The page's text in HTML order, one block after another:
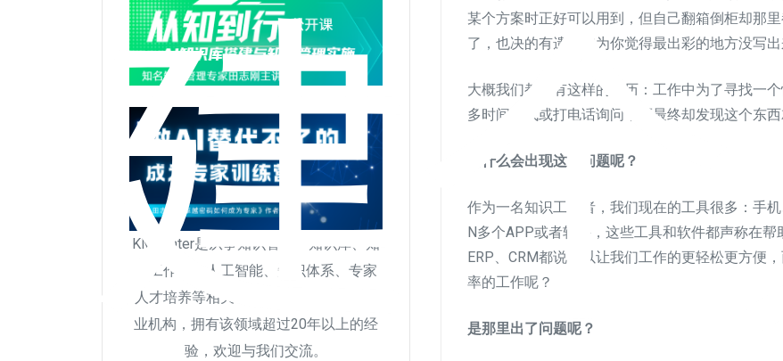
建
某个方案时正好可以用到，但自己翻箱倒柜却那
了，也决的有遗憾因为你觉得最出彩的地方没写出
大概我们都会有这样的经历：工作中为了寻找一
多时间寻找或打电话询问，而最终却发现这个东
为什么会出现这些问题呢？
作为一名知识工作者，我们现在的工具很多：手
N多个APP或者软件，这些工具和软件都声称在帮
ERP、CRM都说可以让我们工作的更轻松更方便
率的工作呢？
是那里出了问题呢？
KMCenter是从事知识管理、知识库、知
识工作者、人工智能、知识体系、专家
人才培养等相关研究、咨询和培训的专
业机构，拥有该领域超过20年以上的经
验，欢迎与我们交流。